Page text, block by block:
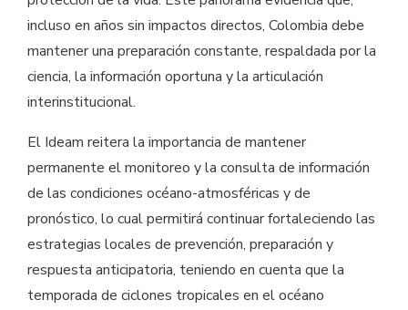
incluso en años sin impactos directos, Colombia debe
mantener una preparación constante, respaldada por la
ciencia, la información oportuna y la articulación
interinstitucional.
El Ideam reitera la importancia de mantener
permanente el monitoreo y la consulta de información
de las condiciones océano-atmosféricas y de
pronóstico, lo cual permitirá continuar fortaleciendo las
estrategias locales de prevención, preparación y
respuesta anticipatoria, teniendo en cuenta que la
temporada de ciclones tropicales en el océano